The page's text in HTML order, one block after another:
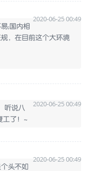
2020-06-25 00:49
；国内相
，在目前这个大环境
2020-06-25 00:49
听说八
工了！~
2020-06-25 00:49
头不如